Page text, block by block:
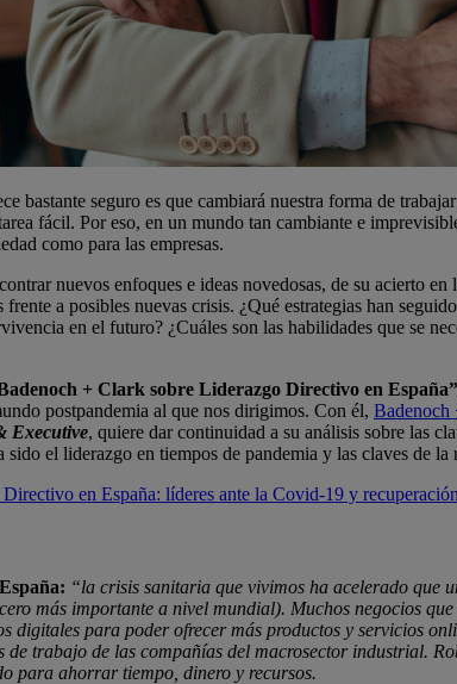
bastante seguro es que cambiará nuestra forma de
fácil. Por eso, en un mundo tan cambiante e
como para las empresas.
nuevos enfoques e ideas novedosas, de su acierto
a posibles nuevas crisis. ¿Qué estrategias han
en el futuro? ¿Cuáles son las habilidades que se
+ Clark sobre Liderazgo Directivo en
postpandemia al que nos dirigimos. Con él, Badenoch
Executive, quiere dar continuidad a su análisis sobre las
el liderazgo en tiempos de pandemia y las claves de
en España: líderes ante la Covid-19 y
“la crisis sanitaria que vivimos ha acelerado que
más importante a nivel mundial). Muchos negocios
digitales para poder ofrecer más productos y servicios
trabajo de las compañías del macrosector industrial.
para ahorrar tiempo, dinero y recursos.